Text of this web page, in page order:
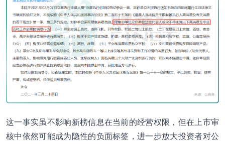
这一事实虽不影响新榜信息在当前的经营权限，但在上市审
核中依然可能成为隐性的负面标签，进一步放大投资者对公